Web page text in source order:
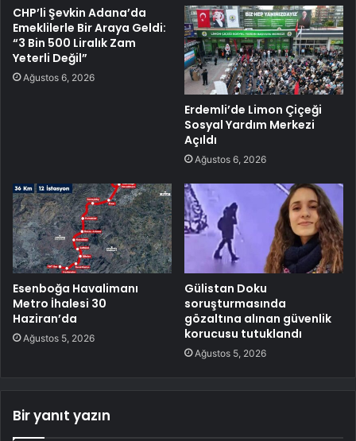
CHP’li Şevkin Adana’da
Emeklilerle Bir Araya Geldi:
“3 Bin 500 Liralık Zam
Yeterli Değil”
Ağustos 6, 2026
Erdemli’de Limon Çiçeği
Sosyal Yardım Merkezi
Açıldı
Ağustos 6, 2026
Esenboğa Havalimanı
Metro İhalesi 30
Haziran’da
Ağustos 5, 2026
Gülistan Doku
soruşturmasında
gözaltına alınan güvenlik
korucusu tutuklandı
Ağustos 5, 2026
Bir yanıt yazın